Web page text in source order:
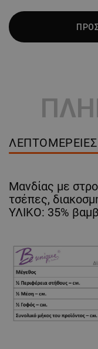
Μανδίας με
τσέπες,
ΥΛΙΚΟ: 35%